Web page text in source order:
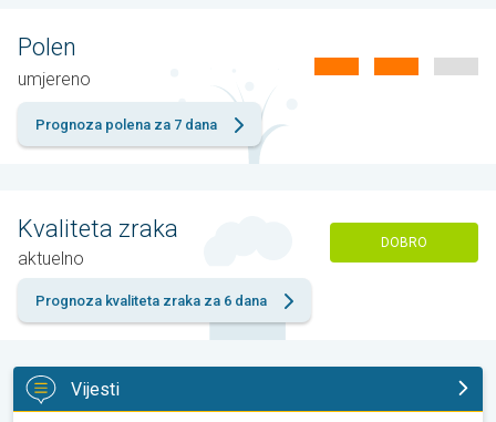
Polen
umjereno
Prognoza polena za 7 dana
Kvaliteta zraka
aktuelno
DOBRO
Prognoza kvaliteta zraka za 6 dana
Vijesti